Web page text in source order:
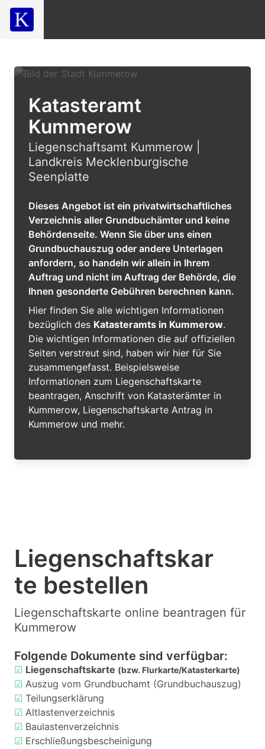
Katasteramt
Kummerow
Liegenschaftsamt Kummerow |
Landkreis Mecklenburgische
Seenplatte
Dieses Angebot ist ein privatwirtschaftliches
Verzeichnis aller Grundbuchämter und keine
Behördenseite. Wenn Sie über uns einen
Grundbuchauszug oder andere Unterlagen
anfordern, so handeln wir allein in Ihrem
Auftrag und nicht im Auftrag der Behörde, die
Ihnen gesonderte Gebühren berechnen kann.
Hier finden Sie alle wichtigen Informationen
bezüglich des Katasteramts in Kummerow.
Die wichtigen Informationen die auf offiziellen
Seiten verstreut sind, haben wir hier für Sie
zusammengefasst. Beispielsweise
Informationen zum Liegenschaftskarte
beantragen, Anschrift von Katasterämter in
Kummerow, Liegenschaftskarte Antrag in
Kummerow und mehr.
Liegenschaftskar
te bestellen
Liegenschaftskarte online beantragen für
Kummerow
Folgende Dokumente sind verfügbar:
☑ Liegenschaftskarte (bzw. Flurkarte/Katasterkarte)
☑ Auszug vom Grundbuchamt (Grundbuchauszug)
☑ Teilungserklärung
☑ Altlastenverzeichnis
☑ Baulastenverzeichnis
☑ Erschließungsbescheinigung